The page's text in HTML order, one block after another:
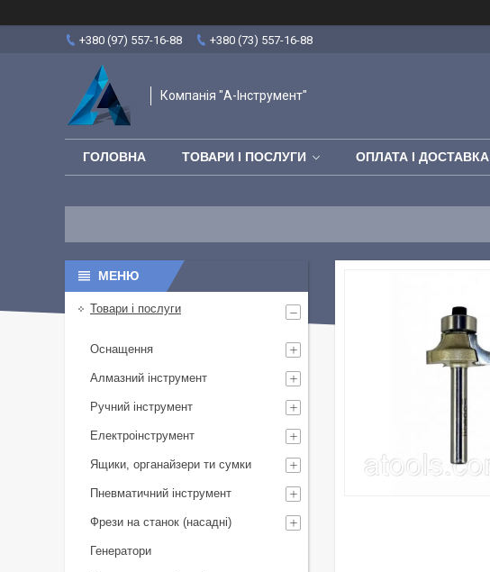
+380 (97) 557-16-88 +380 (73) 557-16-88
Компанія "А-Інструмент"
ГОЛОВНА ТОВАРИ І ПОСЛУГИ ОПЛАТА І ДОСТАВКА
Товари і послуги
Оснащення
Алмазний інструмент
Ручний інструмент
Електроінструмент
Ящики, органайзери ти сумки
Пневматичний інструмент
Фрези на станок (насадні)
Генератори